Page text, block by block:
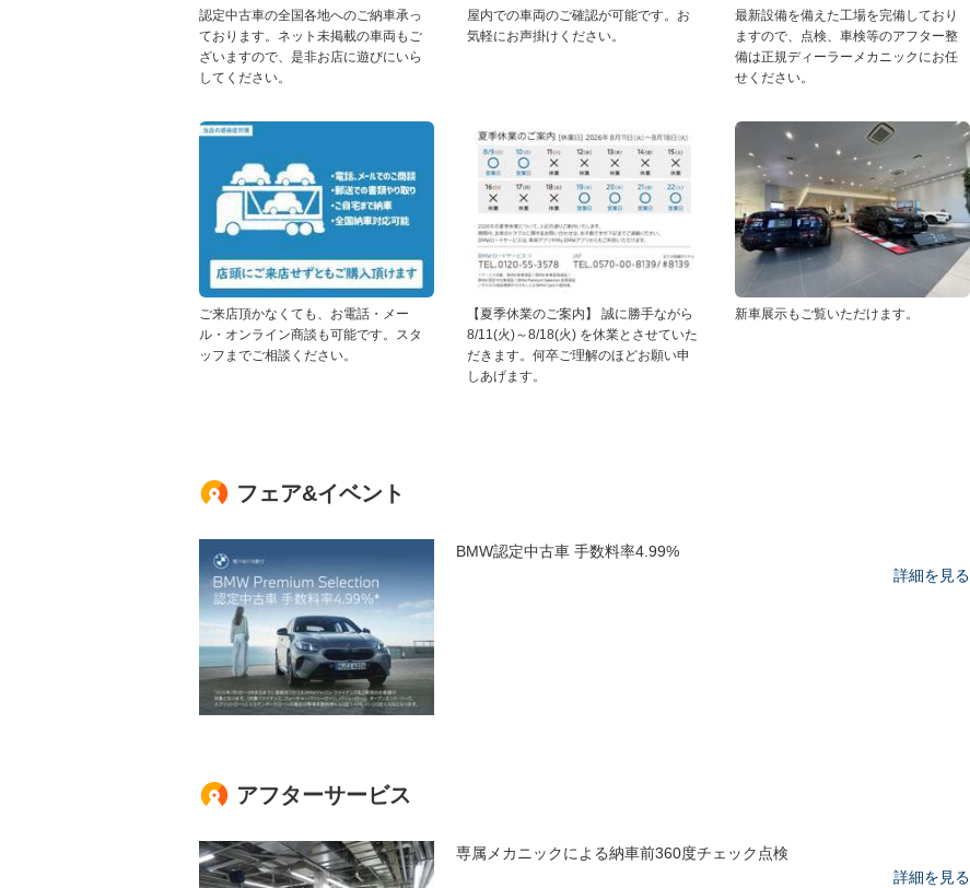
認定中古車の全国各地へのご納車承っ
ております。ネット未掲載の車両もご
ざいますので、是非お店に遊びにいら
してください。
屋内での車両のご確認が可能です。お
気軽にお声掛けください。
最新設備を備えた工場を完備しており
ますので、点検、車検等のアフター整
備は正規ディーラーメカニックにお任
せください。
ご来店頂かなくても、お電話・メー
ル・オンライン商談も可能です。スタ
ッフまでご相談ください。
【夏季休業のご案内】 誠に勝手ながら
8/11(火)～8/18(火) を休業とさせていた
だきます。何卒ご理解のほどお願い申
しあげます。
新車展示もご覧いただけます。
フェア&イベント
BMW認定中古車 手数料率4.99%
詳細を見る
アフターサービス
専属メカニックによる納車前360度チェック点検
詳細を見る